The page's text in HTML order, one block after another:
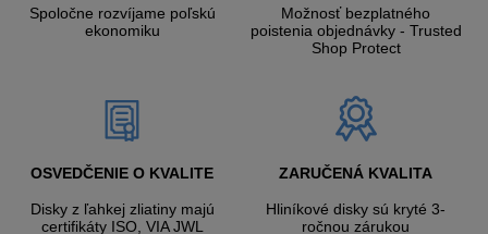
Spoločne rozvíjame poľskú
ekonomiku
Možnosť bezplatného
poistenia objednávky - Trusted
Shop Protect
OSVEDČENIE O KVALITE
Disky z ľahkej zliatiny majú
certifikáty ISO, VIA JWL
ZARUČENÁ KVALITA
Hliníkové disky sú kryté 3-
ročnou zárukou